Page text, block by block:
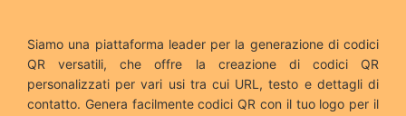
Siamo una piattaforma leader per la generazione di codici
QR versatili, che offre la creazione di codici QR
personalizzati per vari usi tra cui URL, testo e dettagli di
contatto. Genera facilmente codici QR con il tuo logo per il